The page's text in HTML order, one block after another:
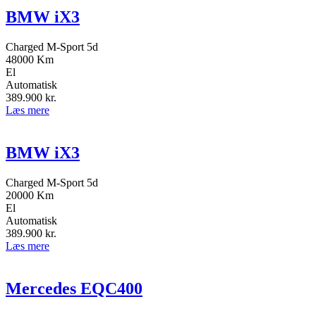
BMW iX3
Charged M-Sport 5d
48000 Km
El
Automatisk
389.900 kr.
Læs mere
BMW iX3
Charged M-Sport 5d
20000 Km
El
Automatisk
389.900 kr.
Læs mere
Mercedes EQC400